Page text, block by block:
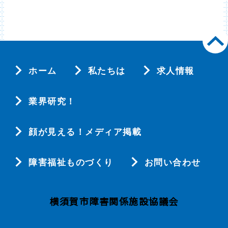
ホーム 私たちは 求人情報
業界研究！
顔が見える！メディア掲載
障害福祉ものづくり お問い合わせ
横須賀市障害関係施設協議会